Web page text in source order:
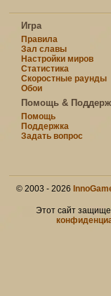
Игра
Правила
Зал славы
Настройки миров
Статистика
Скоростные раунды
Обои
Помощь &
Помощь
Поддержка
Задать вопрос
© 2003 - 2026
Этот сайт